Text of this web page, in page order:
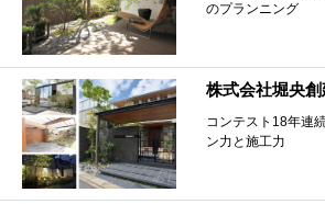
のプランニング
株式会社堀央創
コンテスト18年連
ン力と施工力